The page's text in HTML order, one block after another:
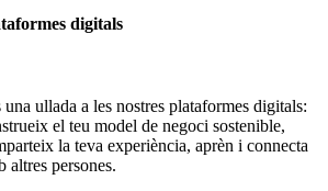
digitals
una ullada a les nostres plataformes digitals:
el teu model de negoci sostenible,
la teva experiència, aprèn i connecta
altres persones.